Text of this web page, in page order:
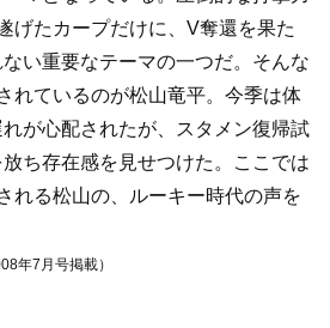
げたカープだけに、V奪還を果た
い重要なテーマの一つだ。そんな
れているのが松山竜平。今季は体
が心配されたが、スタメン復帰試
ち存在感を見せつけた。ここでは
れる松山の、ルーキー時代の声を
年7月号掲載）